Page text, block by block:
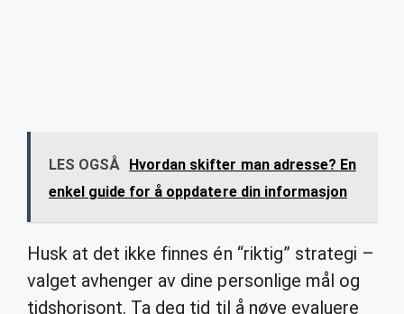
LES OGSÅ Hvordan skifter man adresse? En
enkel guide for å oppdatere din informasjon
Husk at det ikke finnes én “riktig” strategi –
valget avhenger av dine personlige mål og
tidshorisont. Ta deg tid til å nøye evaluere